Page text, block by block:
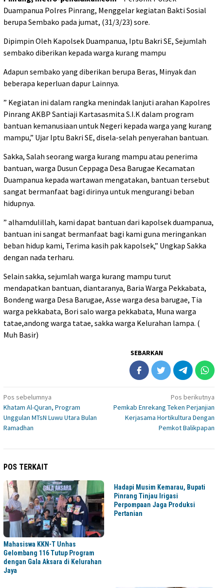
Duampanua Polres Pinrang, Menggelar kegiatan Bakti Sosial
berupa Sembako pada jumat, (31/3/23) sore.
Dipimpin Oleh Kapolsek Duampanua, Iptu Bakri SE, Sejumlah
sembako diberikan kepada warga kurang mampu
Adapun sembako yang diberikan berupa Beras, Minyak dan
beberapa keperluan dapur Lainnya.
” Kegiatan ini dalam rangka menindak lanjuti arahan Kapolres
Pinrang AKBP Santiaji Kartasasmita S.I.K dalam program
bantuan kemanusiaan untuk Negeri kepada warga yang kurang
mampu,” Ujar Iptu Bakri SE, disela-selah penyerahan bantuan.
Sakka, Salah seorang warga kurang mampu atau penerima
bantuan, warga Dusun Ceppaga Desa Barugae Kecamatan
Duampanua kepada wartawan mengatakan, bantuan tersebut
sangat bermanfaat bagi dirinya untuk mengurangi beban
hidupnya.
” alhamdulillah, kami dapat bantuan dari kapolsek duampanua,
bantuan ini sangat bermanfaat bagi kami guna meringankan
beban hidup kami, Terima kasih pak kapolsek,” Ungkap Sakka
dengan nada terharu.
Selain sakka, sejumlah warga kurang mampu turut
mendapatkan bantuan, diantaranya, Baria Warga Pekkabata,
Bondeng warga Desa Barugae, Asse warga desa barugae, Tia
warga pekkabata, Bori salo warga pekkabata, Muna warga
tatae,andong warga tatae, sakka warga Kelurahan lampa. (
Muh Basir)
SEBARKAN
Navigasi
pos
Pos sebelumnya
Khatam Al-Quran, Program
Unggulan MTsN Luwu Utara Bulan
Ramadhan
Pos berikutnya
Pemkab Enrekang Teken Perjanjian
Kerjasama Hortikultura Dengan
Pemkot Balikpapan
POS TERKAIT
Mahasiswa KKN-T Unhas
Gelombang 116 Tutup Program
dengan Gala Aksara di Kelurahan
Jaya
Hadapi Musim Kemarau, Bupati
Pinrang Tinjau Irigasi
Perpompaan Jaga Produksi
Pertanian